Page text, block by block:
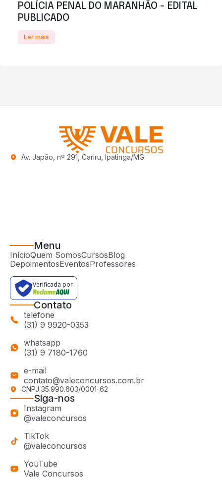
POLÍCIA PENAL DO MARANHÃO - EDITAL
PUBLICADO
Ler mais
Av. Japão, nº 291, Cariru, Ipatinga/MG
Menu
InícioQuem SomosCursosBlog
DepoimentosEventosProfessores
Verificada por
Contato
telefone
(31) 9 9920-0353
whatsapp
(31) 9 7180-1760
e-mail
contato@valeconcursos.com.br
CNPJ 35.990.603/0001-62
Siga-nos
Instagram
@valeconcursos
TikTok
@valeconcursos
YouTube
Vale Concursos